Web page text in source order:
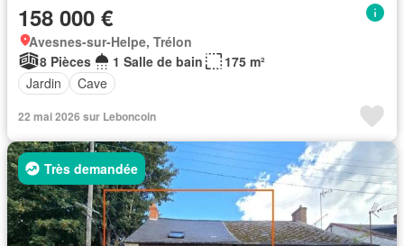
158 000 €
Avesnes-sur-Helpe, Trélon
8 Pièces
1 Salle de bain
175 m²
Jardin
Cave
22 mai 2026 sur Leboncoin
Très demandée